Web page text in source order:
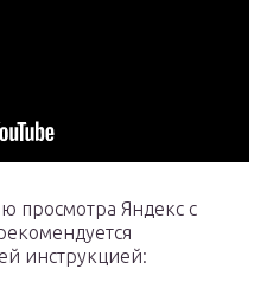
просмотра Яндекс с
инструкцией: